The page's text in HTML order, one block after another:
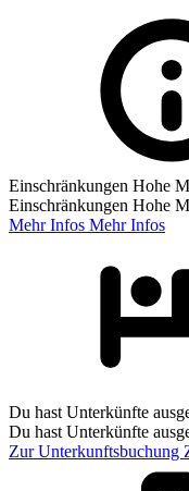
Einschränkungen Hohe
Einschränkungen Hohe
Mehr Infos Mehr Infos
Du hast Unterkünfte
Du hast Unterkünfte
Zur Unterkunftsbuchung